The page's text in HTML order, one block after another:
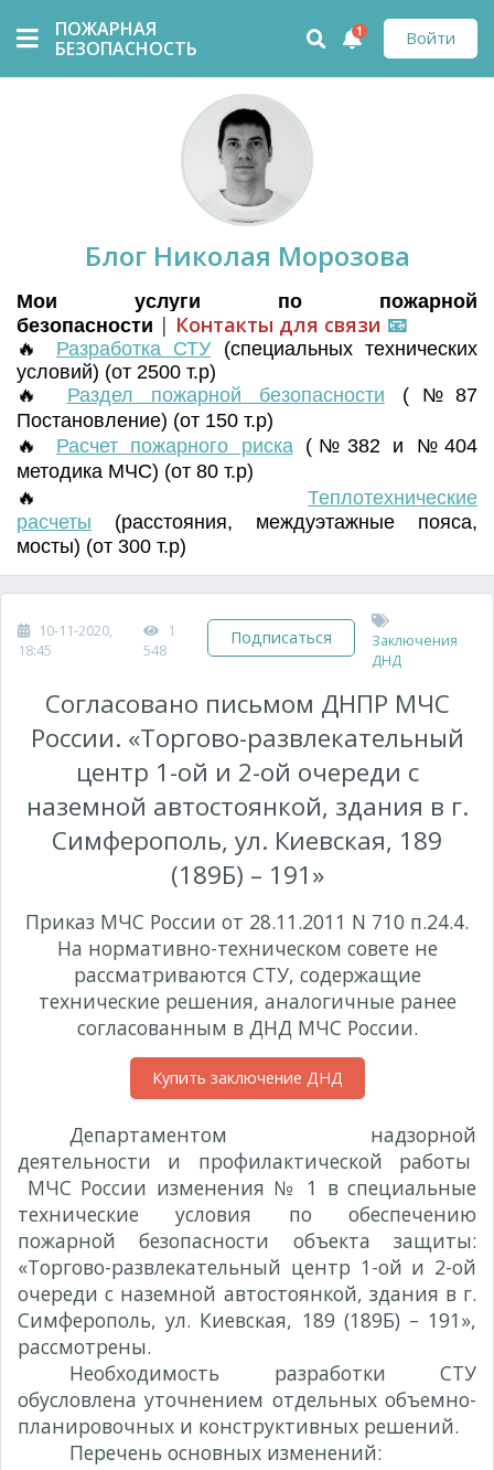
ПОЖАРНАЯ
БЕЗОПАСНОСТЬ
Войти
1
Блог Николая Морозова
Мои услуги по пожарной
безопасности | Контакты для связи 📧
🔥 Разработка СТУ (специальных технических
условий) (от 2500 т.р)
🔥 Раздел пожарной безопасности (№87
Постановление) (от 150 т.р)
🔥 Расчет пожарного риска(№382 и №404
методика МЧС) (от 80 т.р)
🔥 Теплотехнические
расчеты (расстояния, междуэтажные пояса,
мосты) (от 300 т.р)
10-11-2020,
18:45
1
548
Подписаться
Заключения
ДНД
Согласовано письмом ДНПР МЧС
России. «Торгово-развлекательный
центр 1-ой и 2-ой очереди с
наземной автостоянкой, здания в г.
Симферополь, ул. Киевская, 189
(189Б) – 191»
Приказ МЧС России от 28.11.2011 N 710 п.24.4.
На нормативно-техническом совете не
рассматриваются СТУ, содержащие
технические решения, аналогичные ранее
согласованным в ДНД МЧС России.
Купить заключение ДНД
Департаментом надзорной
деятельности и профилактической работы
МЧС России изменения № 1 в специальные
технические условия по обеспечению
пожарной безопасности объекта защиты:
«Торгово-развлекательный центр 1-ой и 2-ой
очереди с наземной автостоянкой, здания в г.
Симферополь, ул. Киевская, 189 (189Б) – 191»,
рассмотрены.
Необходимость разработки СТУ
обусловлена уточнением отдельных объемно-
планировочных и конструктивных решений.
Перечень основных изменений: